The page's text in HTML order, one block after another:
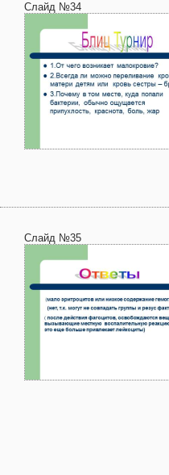
Слайд №34
Слайд №35